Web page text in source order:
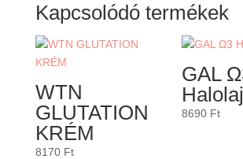
Kapcsolódó termékek
WTN
GLUTATION
KRÉM
8170 Ft
GAL
Halolaj
8690 Ft